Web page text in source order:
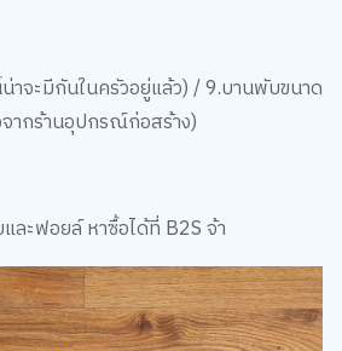
าจะมีกันในครัวอยู่แล้ว) / 9.บานพับขนาด
ากร้านอุปกรณ์ก่อสร้าง)
ะฟอยล์ หาซื้อได้ที่ B2S จ้า